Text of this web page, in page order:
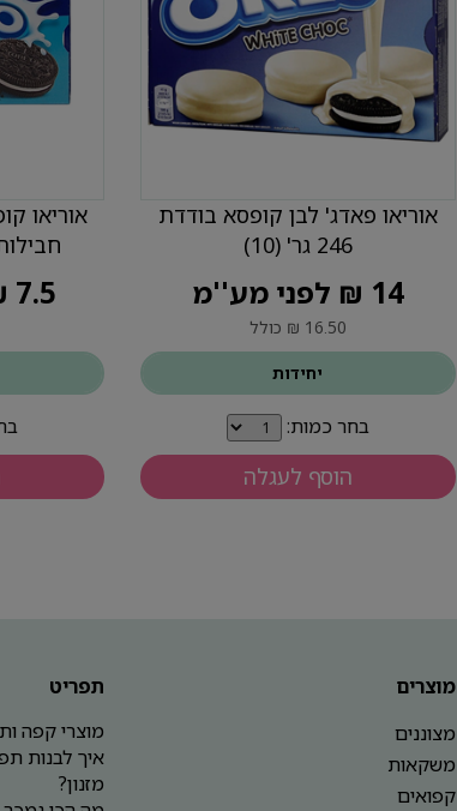
אוריאו פאדג' לבן קופסא בודדת
246 גר' (10)
14 ₪ לפני מע''מ
16.50 ₪ כולל
יחידות
בחר כמות:
הוסף לעגלה
חבילות של 4
7.5 ₪ לפני מע''מ
תפריט
מוצרי קפה
איך לבנות
מזנון?
מוצרים
מצוננים
משקאות
קפואים